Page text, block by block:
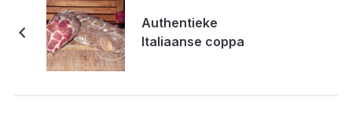
Authentieke
Italiaanse coppa